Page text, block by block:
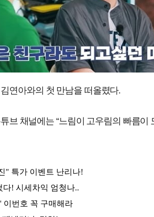
연아와의 첫 만남을 떠올렸다.
브 채널에는 “느림이 고우림의 빠름이